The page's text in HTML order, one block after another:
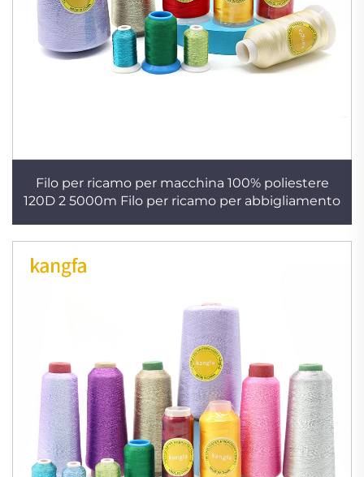
Filo per ricamo per macchina 100% poliestere
120D 2 5000m Filo per ricamo per abbigliamento